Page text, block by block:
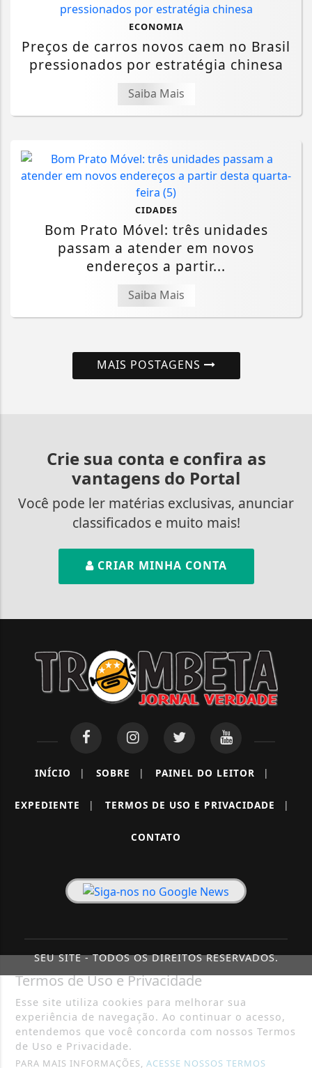
ECONOMIA
Preços de carros novos caem no Brasil
pressionados por estratégia chinesa
Saiba Mais
CIDADES
Bom Prato Móvel: três unidades
passam a atender em novos
endereços a partir...
Saiba Mais
MAIS POSTAGENS
Crie sua conta e confira as
vantagens do Portal
Você pode ler matérias exclusivas, anunciar
classificados e muito mais!
CRIAR MINHA CONTA
INÍCIO | SOBRE | PAINEL DO LEITOR |
EXPEDIENTE | TERMOS DE USO E PRIVACIDADE |
CONTATO
SEU SITE - TODOS OS DIREITOS RESERVADOS.
Termos de Uso e Privacidade
Esse site utiliza cookies para melhorar sua
experiência de navegação. Ao continuar o acesso,
entendemos que você concorda com nossos Termos
de Uso e Privacidade.
PARA MAIS INFORMAÇÕES,ACESSE NOSSOS TERMOS